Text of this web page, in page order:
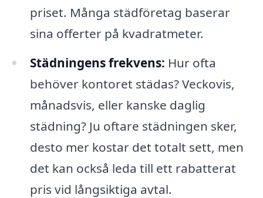
priset. Många städföretag baserar
sina offerter på kvadratmeter.
Städningens frekvens: Hur ofta
behöver kontoret städas? Veckovis,
månadsvis, eller kanske daglig
städning? Ju oftare städningen sker,
desto mer kostar det totalt sett, men
det kan också leda till ett rabatterat
pris vid långsiktiga avtal.